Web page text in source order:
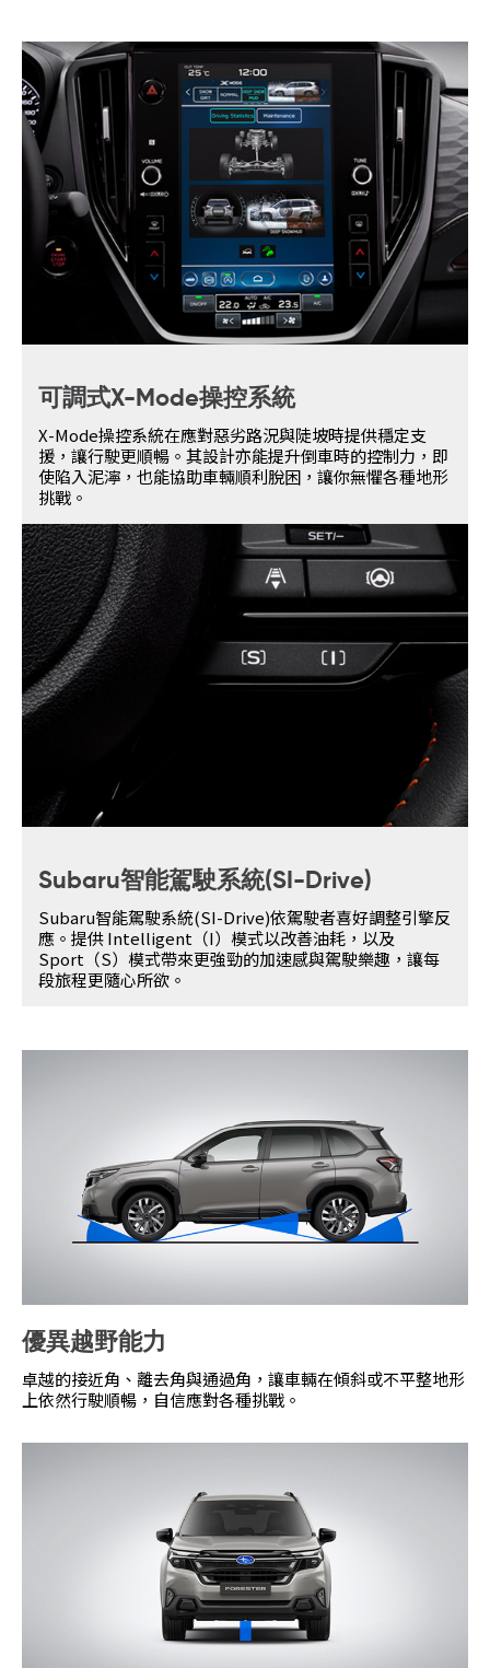
可調式X-Mode操控系統
X-Mode操控系統在應對惡劣路況與陡坡時提供穩定支
援，讓行駛更順暢。其設計亦能提升倒車時的控制力，即
使陷入泥濘，也能協助車輛順利脫困，讓你無懼各種地形
挑戰。
Subaru智能駕駛系統(SI-Drive)
Subaru智能駕駛系統(SI-Drive)依駕駛者喜好調整引擎反
應。提供 Intelligent（I）模式以改善油耗，以及
Sport（S）模式帶來更強勁的加速感與駕駛樂趣，讓每
段旅程更隨心所欲。
優異越野能力
卓越的接近角、離去角與通過角，讓車輛在傾斜或不平整地形
上依然行駛順暢，自信應對各種挑戰。